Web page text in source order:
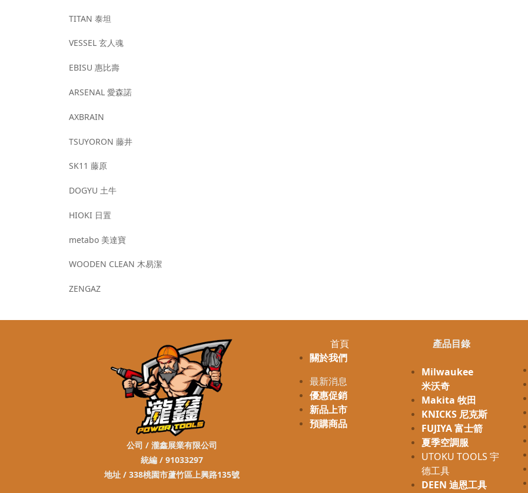
TITAN 泰坦
VESSEL 玄人魂
EBISU 惠比壽
ARSENAL 愛森諾
AXBRAIN
TSUYORON 藤井
SK11 藤原
DOGYU 土牛
HIOKI 日置
metabo 美達寶
WOODEN CLEAN 木易潔
ZENGAZ
公司 / 瀧鑫展業有限公司
統編 / 91033297
地址 / 338桃園市蘆竹區上興路135號
首頁
關於我們
最新消息
優惠促銷
新品上市
預購商品
產品目錄
Milwaukee
米沃奇
Makita 牧田
KNICKS 尼克斯
FUJIYA 富士箭
夏季空調服
UTOKU TOOLS 宇
德工具
DEEN 迪恩工具